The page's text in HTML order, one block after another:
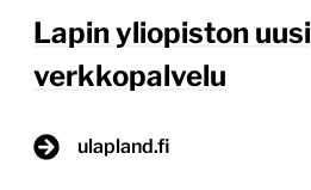
Lapin yliopiston uusi
verkkopalvelu
ulapland.fi